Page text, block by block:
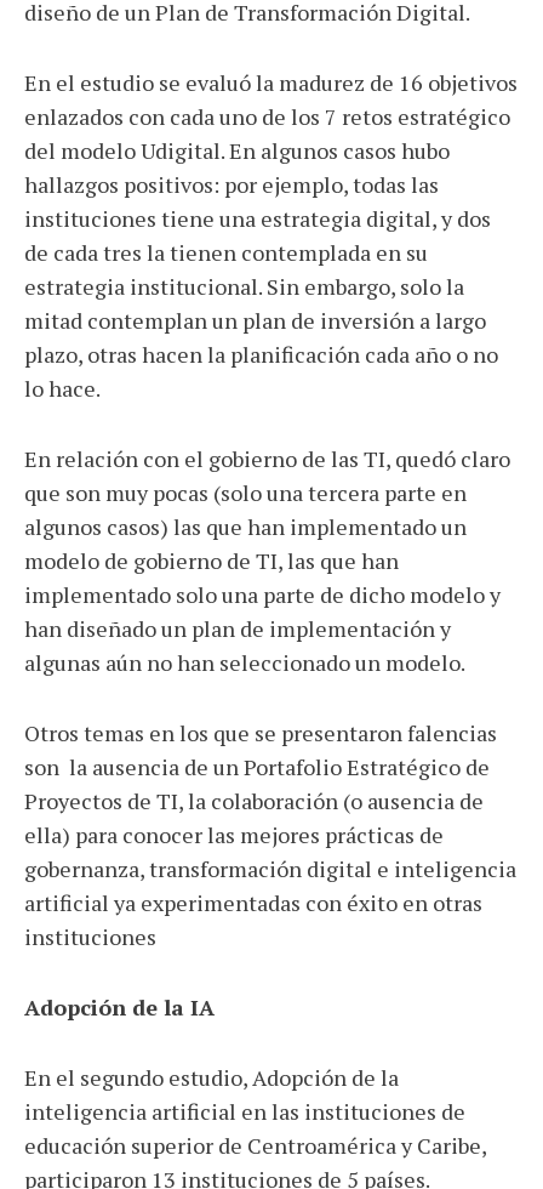
diseño de un Plan de Transformación Digital.
En el estudio se evaluó la madurez de 16 objetivos
enlazados con cada uno de los 7 retos estratégico
del modelo Udigital. En algunos casos hubo
hallazgos positivos: por ejemplo, todas las
instituciones tiene una estrategia digital, y dos
de cada tres la tienen contemplada en su
estrategia institucional. Sin embargo, solo la
mitad contemplan un plan de inversión a largo
plazo, otras hacen la planificación cada año o no
lo hace.
En relación con el gobierno de las TI, quedó claro
que son muy pocas (solo una tercera parte en
algunos casos) las que han implementado un
modelo de gobierno de TI, las que han
implementado solo una parte de dicho modelo y
han diseñado un plan de implementación y
algunas aún no han seleccionado un modelo.
Otros temas en los que se presentaron falencias
son la ausencia de un Portafolio Estratégico de
Proyectos de TI, la colaboración (o ausencia de
ella) para conocer las mejores prácticas de
gobernanza, transformación digital e inteligencia
artificial ya experimentadas con éxito en otras
instituciones
Adopción de la IA
En el segundo estudio, Adopción de la
inteligencia artificial en las instituciones de
educación superior de Centroamérica y Caribe,
participaron 13 instituciones de 5 países.